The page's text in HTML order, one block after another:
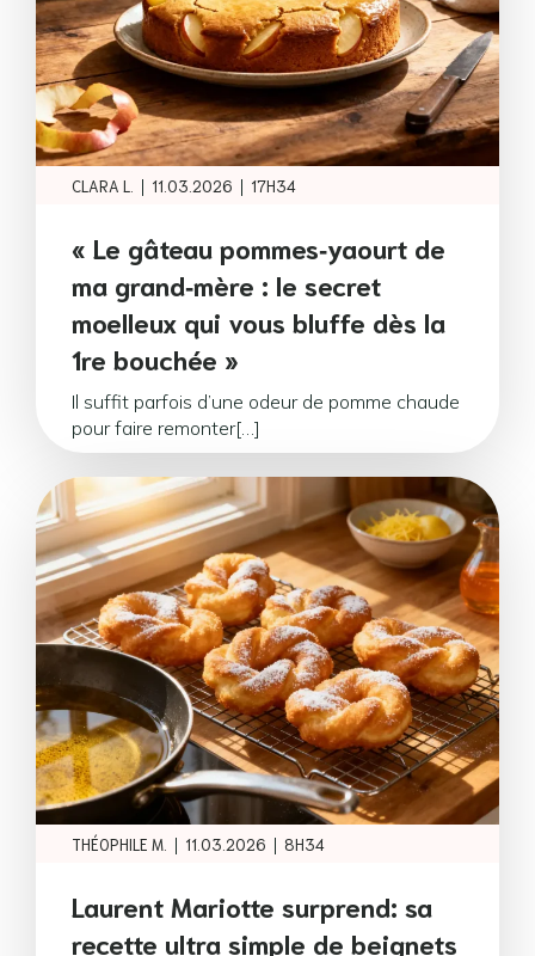
CLARA L. | 11.03.2026 | 17H34
« Le gâteau pommes‑yaourt de
ma grand‑mère : le secret
moelleux qui vous bluffe dès la
1re bouchée »
Il suffit parfois d’une odeur de pomme chaude
pour faire remonter[…]
THÉOPHILE M. | 11.03.2026 | 8H34
Laurent Mariotte surprend: sa
recette ultra simple de beignets